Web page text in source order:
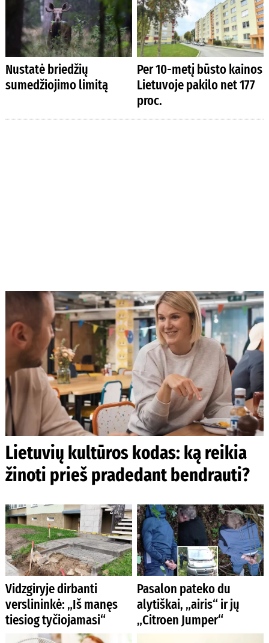
Nustatė briedžių
sumedžiojimo limitą
Per 10-metį būsto kainos
Lietuvoje pakilo net 177
proc.
Lietuvių kultūros kodas: ką reikia
žinoti prieš pradedant bendrauti?
Vidzgiryje dirbanti
verslininkė: „Iš manęs
tiesiog tyčiojamasi“
Pasalon pateko du
alytiškai, „airis“ ir jų
„Citroen Jumper“